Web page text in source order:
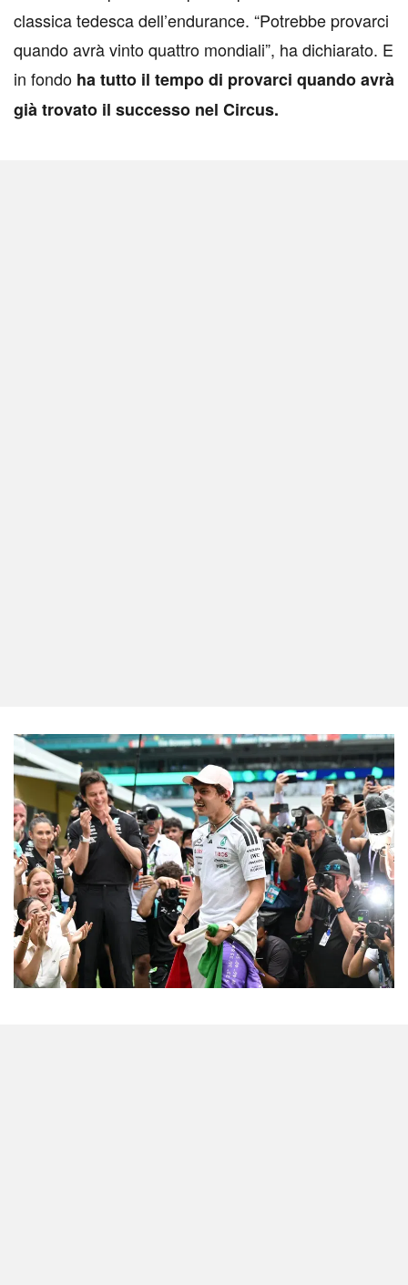
classica tedesca dell’endurance. “Potrebbe provarci
quando avrà vinto quattro mondiali”, ha dichiarato. E
in fondo ha tutto il tempo di provarci quando avrà
già trovato il successo nel Circus.